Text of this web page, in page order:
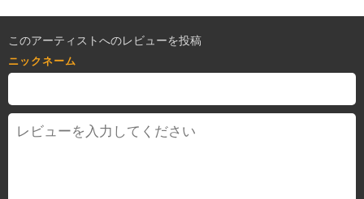
このアーティストへのレビューを投稿
ニックネーム